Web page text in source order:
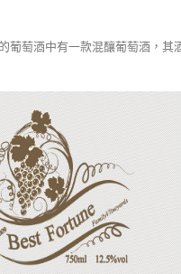
萄酒中有一款混釀葡萄酒，其